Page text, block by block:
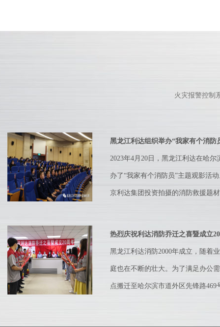
火灾报警控制
黑龙江利达组织举办“我家有个消防
2023年4月20日，黑龙江利达在哈
办了“我家有个消防员”主题观影活
京利达集团投资拍摄的消防救援题
热烈庆祝利达消防乔迁之喜暨成立
黑龙江利达消防2000年成立，随着
庭也在不断的壮大。为了满足办公
点搬迁至哈尔滨市道外区先锋路469